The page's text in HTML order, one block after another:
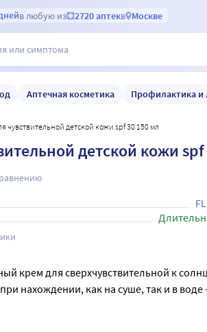
в любую из 2720 аптекв Москве
Аптечная косметика Профилактика и
чувствительной детской кожи spf 30 150 мл
детской кожи spf
крем для сверхчувствительной к
нахождении, как на суше, так и в воде